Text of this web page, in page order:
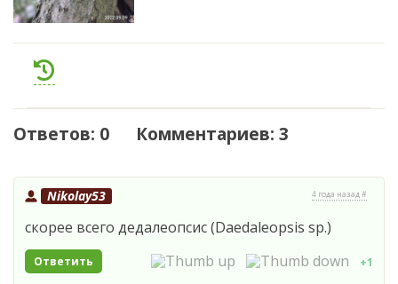
Ответов: 0 Комментариев: 3
Nikolay53 4 года назад #
скорее всего дедалеопсис (Daedaleopsis sp.)
Ответить +1